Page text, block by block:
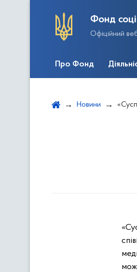
Фонд
Офіційний
Про Фонд
Новини